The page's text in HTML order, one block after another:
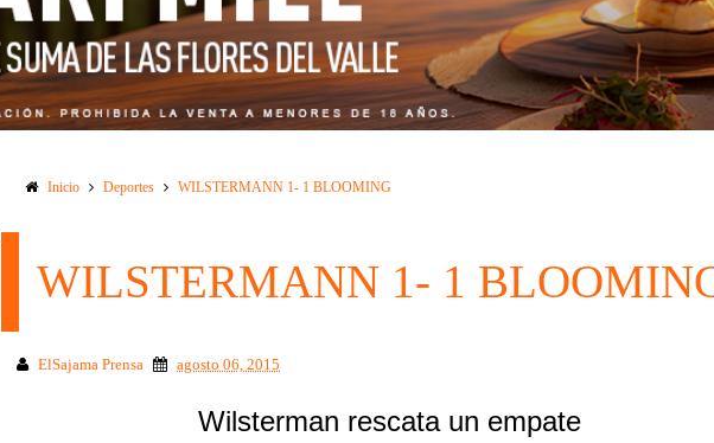
Inicio Deportes WILSTERMANN 1- 1 BLOOMING
WILSTERMANN 1- 1
ElSajama Prensa agosto 06, 2015
Wilsterman rescata un empate